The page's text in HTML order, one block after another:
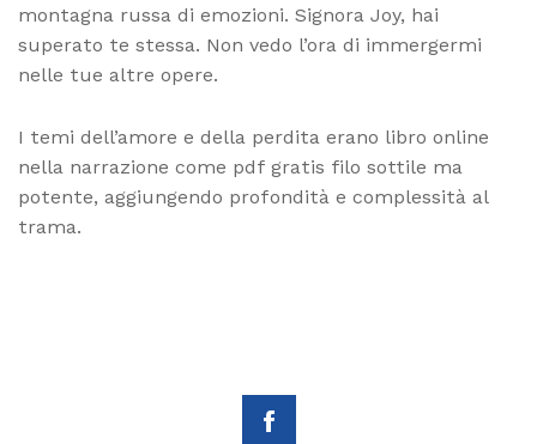
montagna russa di emozioni. Signora Joy, hai
superato te stessa. Non vedo l’ora di immergermi
nelle tue altre opere.
I temi dell’amore e della perdita erano libro online
nella narrazione come pdf gratis filo sottile ma
potente, aggiungendo profondità e complessità al
trama.